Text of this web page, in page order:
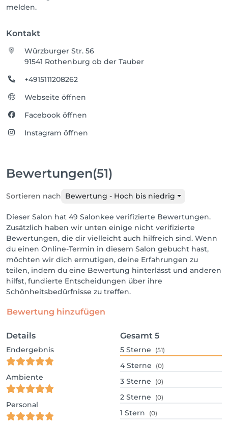
melden.
Kontakt
Würzburger Str. 56
91541 Rothenburg ob der Tauber
+4915111208262
Webseite öffnen
Facebook öffnen
Instagram öffnen
Bewertungen(51)
Sortieren nach Bewertung - Hoch bis niedrig
Dieser Salon hat 49 Salonkee verifizierte Bewertungen.
Zusätzlich haben wir unten einige nicht verifizierte
Bewertungen, die dir vielleicht auch hilfreich sind. Wenn
du einen Online-Termin in diesem Salon gebucht hast,
möchten wir dich ermutigen, deine Erfahrungen zu
teilen, indem du eine Bewertung hinterlässt und anderen
hilfst, fundierte Entscheidungen über ihre
Schönheitsbedürfnisse zu treffen.
Bewertung hinzufügen
Details
Endergebnis
Ambiente
Personal
Gesamt 5
5 Sterne (51)
4 Sterne (0)
3 Sterne (0)
2 Sterne (0)
1 Stern (0)